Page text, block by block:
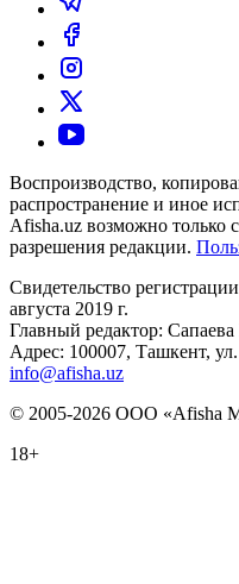
Воспроизводство,
распространение и иное
Afisha.uz возможно только
разрешения редакции.
Свидетельство
августа 2019 г.
Главный редактор:
Адрес: 100007, Ташкент,
info@afisha.uz
© 2005-2026 ООО «Afisha
18+